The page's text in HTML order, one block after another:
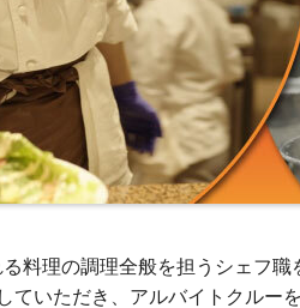
料理の調理全般を担うシェフ職
ていただき、アルバイトクルー